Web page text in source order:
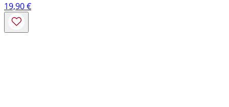
19,90€